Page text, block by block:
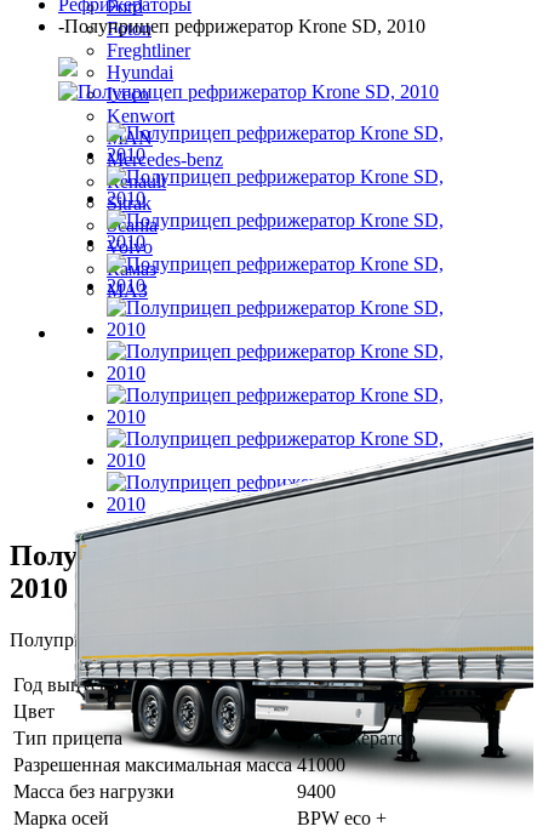
Ford
Foton
Freghtliner
Hyundai
Iveco
Kenwort
MAN
Mercedes-benz
Renault
Sitrak
Scania
Volvo
Камаз
МАЗ
Полуприцепы
Рефрижераторы
-Полуприцеп рефрижератор Krone SD, 2010
Полуприцеп рефрижератор Krone SD,
2010
Полуприцеп рефрижератор Krone SD, 2010
Год выпуска
2010
Цвет
Тип прицепа
рефрижератор
Разрешенная максимальная масса 41000
Масса без нагрузки
9400
Марка осей
BPW eco +